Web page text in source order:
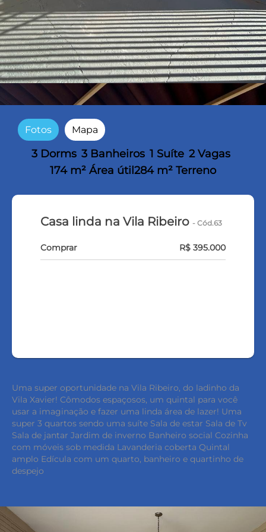
Fotos Mapa
3 Dorms 3 Banheiros 1 Suíte 2 Vagas
174 m² Área útil284 m² Terreno
Casa linda na Vila Ribeiro - Cód.63
Comprar R$ 395.000
Uma super oportunidade na Vila Ribeiro, do ladinho da
Vila Xavier! Cômodos espaçosos, um quintal para você
usar a imaginação e fazer uma linda área de lazer! Uma
super 3 quartos sendo uma suíte Sala de estar Sala de Tv
Sala de jantar Jardim de inverno Banheiro social Cozinha
com móveis sob medida Lavanderia coberta Quintal
amplo Edícula com um quarto, banheiro e quartinho de
despejo